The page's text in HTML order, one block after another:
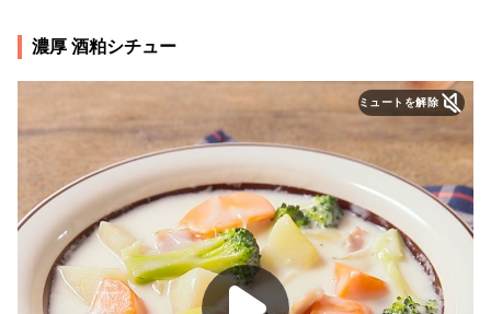
濃厚 酒粕シチュー
ミュートを解除